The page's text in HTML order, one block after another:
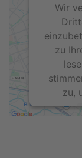
Wir
zu
zu,